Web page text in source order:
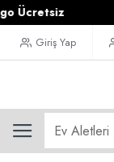
Giriş Yap